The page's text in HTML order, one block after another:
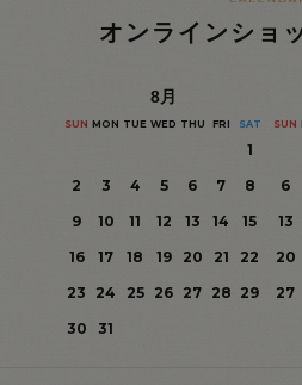
オンラインショ
8月
SUN MON TUE WED THU FRI SAT
1
2
3 4 5 6 7
8
9
10 11 12 13 14
15
16
17 18 19 20 21
22
23
24 25 26 27 28 29
30
31
SUN
6
13
20
27